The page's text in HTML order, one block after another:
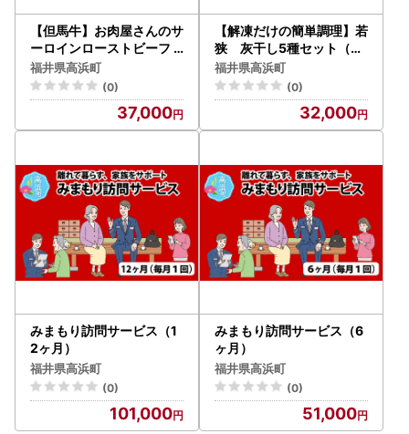
【但馬牛】お肉屋さんのサ
ーロインローストビーフ
約300g
福井県高浜町
(0)
37,000
【解凍だけの簡単調理】若
狭 灰干し5種セット（甘
鯛、真鯛、連子鯛、かます
、アオリイカ）干物 海鮮
冷凍食品
福井県高浜町
(0)
32,000
みまもり訪問サービス（1
2ヶ月）
福井県高浜町
(0)
101,000
みまもり訪問サービス（6
ヶ月）
福井県高浜町
(0)
51,000